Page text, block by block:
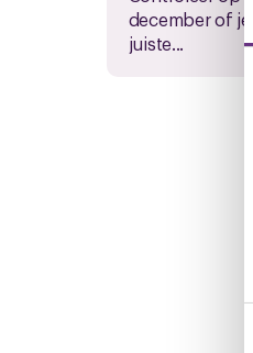
december of
juiste...